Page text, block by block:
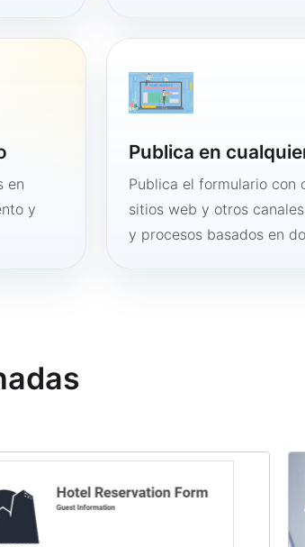
en
y
Publica en
Publica el formulario con
sitios web y otros
y procesos basados en